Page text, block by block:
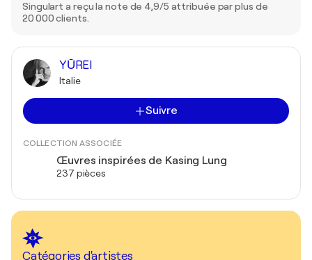
Singulart a reçu la note de 4,9/5 attribuée par plus de
20 000 clients.
YŪREI
Italie
Suivre
COLLECTION ASSOCIÉE
Œuvres inspirées de Kasing Lung
237 pièces
Catégories d'artistes